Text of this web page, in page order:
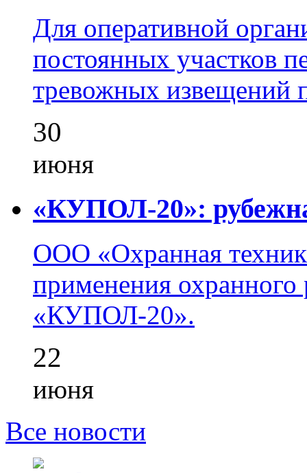
Для оперативной
постоянных участков
тревожных извещений
30
июня
«КУПОЛ-20»:
ООО «Охранная
применения охранного
«КУПОЛ-20».
22
июня
Все новости